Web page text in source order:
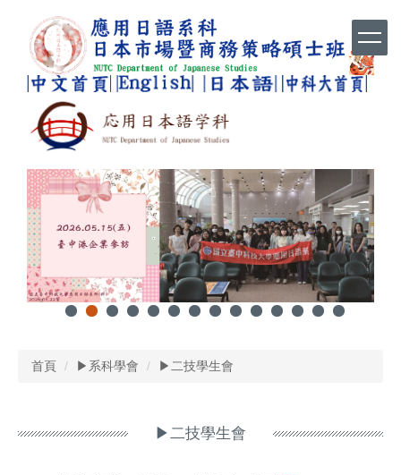
首頁 ▶系科學會 ▶二技學生會
▶二技學生會